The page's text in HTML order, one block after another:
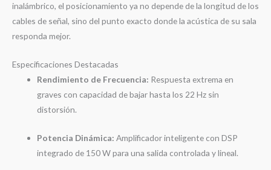
inalámbrico, el posicionamiento ya no depende de la longitud de los
cables de señal, sino del punto exacto donde la acústica de su sala
responda mejor.
Especificaciones Destacadas
Rendimiento de Frecuencia: Respuesta extrema en
graves con capacidad de bajar hasta los 22 Hz sin
distorsión.
Potencia Dinámica: Amplificador inteligente con DSP
integrado de 150 W para una salida controlada y lineal.